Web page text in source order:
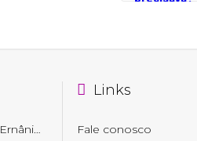
Links
Fale conosco